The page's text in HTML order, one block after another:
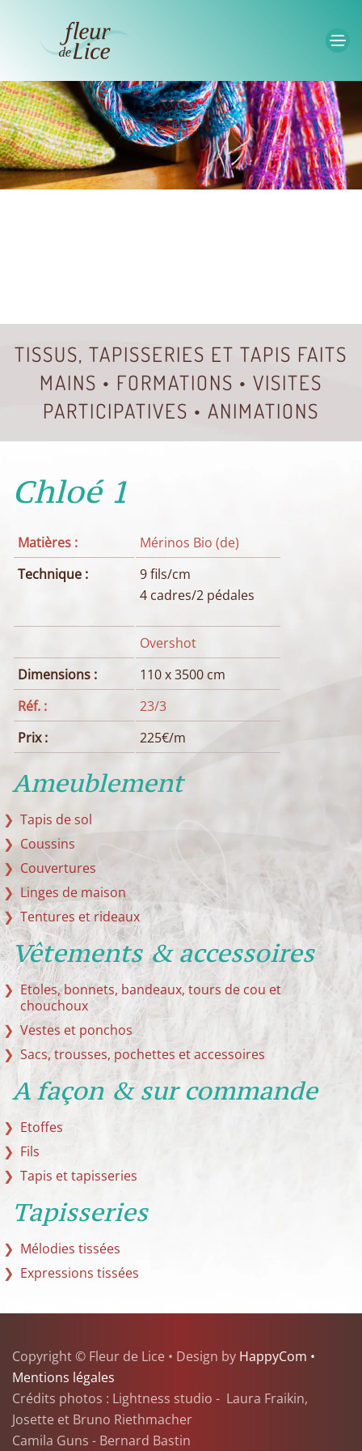
Accéder au contenu principal
TISSUS, TAPISSERIES ET TAPIS FAITS
MAINS • FORMATIONS • VISITES
PARTICIPATIVES • ANIMATIONS
Chloé 1
Matières :
Mérinos Bio (de)
Technique :
9 fils/cm
4 cadres/2 pédales
Overshot
Dimensions :
110 x 3500 cm
Réf. :
23/3
Prix :
225€/m
Ameublement
Tapis de sol
Coussins
Couvertures
Linges de maison
Tentures et rideaux
Vêtements & accessoires
Etoles, bonnets, bandeaux, tours de cou et
chouchoux
Vestes et ponchos
Sacs, trousses, pochettes et accessoires
A façon & sur commande
Etoffes
Fils
Tapis et tapisseries
Tapisseries
Mélodies tissées
Expressions tissées
Copyright © Fleur de Lice • Design by HappyCom •
Mentions légales
Crédits photos : Lightness studio - Laura Fraikin,
Josette et Bruno Riethmacher
Camila Guns - Bernard Bastin